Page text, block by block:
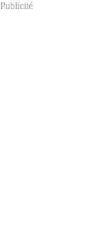
Publicité